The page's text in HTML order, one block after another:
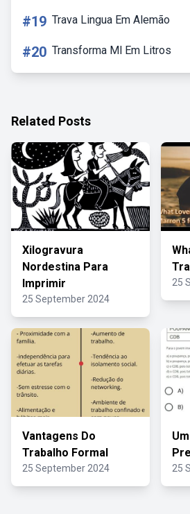
#19 Trava Lingua Em Alemão
#20 Transforma Ml Em Litros
Related Posts
Xilogravura
Nordestina Para
Imprimir
25 September 2024
25
Vantagens Do
Trabalho Formal
25 September 2024 25